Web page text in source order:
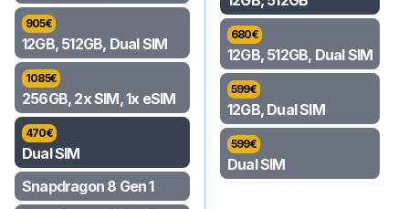
905€
12GB, 512GB, Dual SIM
1085€
256GB, 2x SIM, 1x eSIM
470€
Dual SIM
Snapdragon 8 Gen 1
680€
12GB, 512GB, Dual SIM
599€
12GB, Dual SIM
599€
Dual SIM